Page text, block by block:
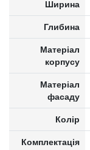
Ширина
Глибина
Матеріал
корпусу
Матеріал
фасаду
Колір
Комплектація